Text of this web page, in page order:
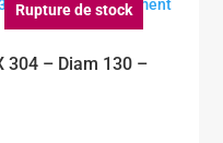
Rupture de stock
304 – Diam 130 –